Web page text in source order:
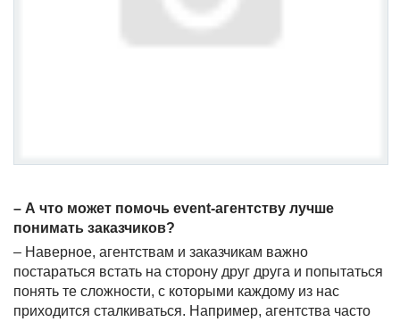
– А что может помочь event-агентству лучше
понимать заказчиков?
– Наверное, агентствам и заказчикам важно
постараться встать на сторону друг друга и попытаться
понять те сложности, с которыми каждому из нас
приходится сталкиваться. Например, агентства часто